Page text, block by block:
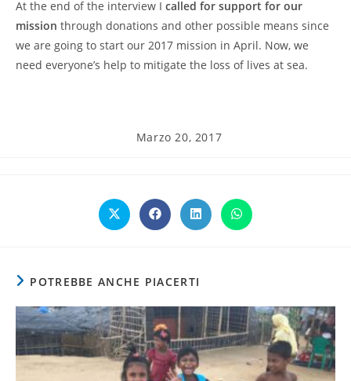
At the end of the interview I called for support for our
mission through donations and other possible means since
we are going to start our 2017 mission in April. Now, we
need everyone’s help to mitigate the loss of lives at sea.
Articolo
Marzo 20, 2017
Opens
in
Opens
in
Opens
in
Opens
in
POTREBBE ANCHE PIACERTI